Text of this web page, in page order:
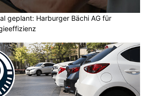
geplant: Harburger Bächi AG für